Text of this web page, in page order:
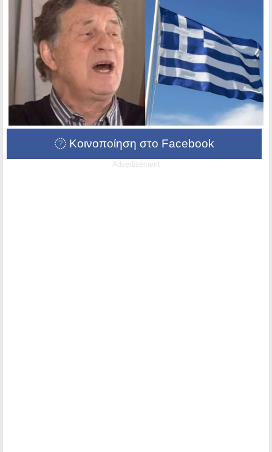
Κοινοποίηση στο Facebook
Advertisement